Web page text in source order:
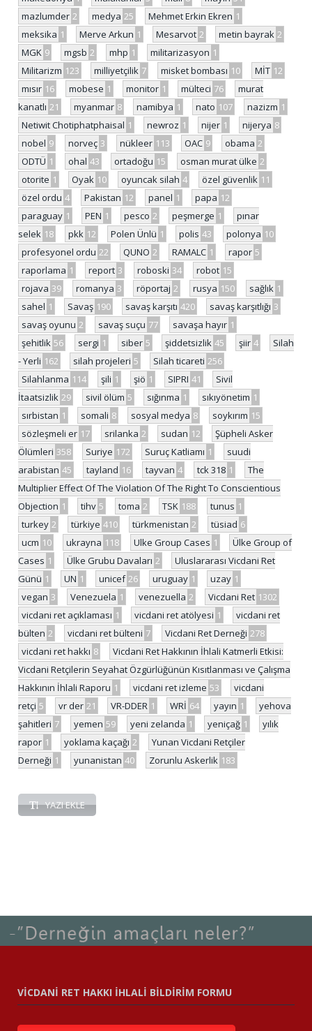
mazlumder 2 medya 25 Mehmet Erkin Ekren 1
meksika 1 Merve Arkun 1 Mesarvot 2 metin bayrak 2
MGK 9 mgsb 2 mhp 1 militarizasyon 1
Militarizm 123 milliyetçilik 7 misket bombası 10 MİT 12
mısır 16 mobese 1 monitor 1 mülteci 76
murat
kanatlı 21 myanmar 8 namibya 1 nato 107 nazizm 1
Netiwit Chotiphatphaisal 1 newroz 1 nijer 1 nijerya 8
nobel 9 norveç 3 nükleer 113 OAC 9 obama 2
ODTÜ 1 ohal 43 ortadoğu 15 osman murat ülke 2
otorite 1 Oyak 10 oyuncak silah 4 özel güvenlik 11
özel ordu 4 Pakistan 12 panel 1 papa 12
paraguay 1 PEN 1 pesco 2 peşmerge 1
pınar
selek 18 pkk 12 Polen Ünlü 1 polis 43 polonya 10
profesyonel ordu 22 QUNO 2 RAMALC 1 rapor 5
raporlama 1 report 3 roboski 34 robot 15
rojava 39 romanya 3 röportaj 2 rusya 150 sağlık 1
sahel 1 Savaş 190 savaş karşıtı 420 savaş karşıtlığı 3
savaş oyunu 2 savaş suçu 77 savaşa hayır 1
şehitlik 56 sergi 1 siber 5 şiddetsizlik 45 şiir 4
Silah
- Yerli 162 silah projeleri 5 Silah ticareti 256
Silahlanma 114 şili 1 şiö 1 SIPRI 41
Sivil
İtaatsizlik 29 sivil ölüm 5 sığınma 1 sıkıyönetim 1
sırbistan 1 somali 8 sosyal medya 8 soykırım 15
sözleşmeli er 17 srilanka 2 sudan 12
Şüpheli Asker
Ölümleri 358 Suriye 172 Suruç Katliamı 1
suudi
arabistan 45 tayland 16 tayvan 4 tck 318 1
The
Multiplier Effect Of The Violation Of The Right To Conscientious
Objection 1 tihv 5 toma 2 TSK 188 tunus 1
turkey 2 türkiye 410 türkmenistan 2 tüsiad 6
ucm 10 ukrayna 118 Ulke Group Cases 1
Ülke Group of
Cases 1 Ülke Grubu Davaları 2
Uluslararası Vicdani Ret
Günü 1 UN 1 unicef 26 uruguay 1 uzay 1
vegan 3 Venezuela 1 venezuella 2 Vicdani Ret 1302
vicdani ret açıklaması 1 vicdani ret atölyesi 1
vicdani ret
bülten 2 vicdani ret bülteni 7 Vicdani Ret Derneği 278
vicdani ret hakkı 8
Vicdani Ret Hakkının İhlali Katmerli Etkisi:
Vicdani Retçilerin Seyahat Özgürlüğünün Kısıtlanması ve Çalışma
Hakkının İhlali Raporu 1 vicdani ret izleme 53
vicdani
retçi 5 vr der 21 VR-DDER 1 WRİ 64 yayın 1
yehova
şahitleri 7 yemen 59 yeni zelanda 1 yeniçağ 1
yılık
rapor 1 yoklama kaçağı 2
Yunan Vicdani Retçiler
Derneği 1 yunanistan 40 Zorunlu Askerlik 183
YAZI EKLE
VİCDANİ RET HAKKI İHLALİ BİLDİRİM FORMU